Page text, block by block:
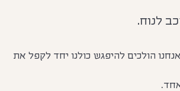
לנוח.
הולכים להיפגש כולנו יחד לקפל את